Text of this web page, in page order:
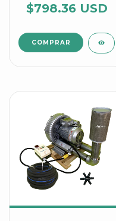
Difusora Y Conectores
Estrella Agrair
$798.36 USD